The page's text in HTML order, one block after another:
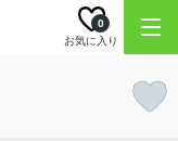
お気に入り
0